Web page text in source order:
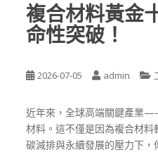
複合材料黃金
命性突破！
2026-07-05 admin
近年來，全球高端關鍵產業
材料。這不僅是因為複合材
碳減排與永續發展的壓力下